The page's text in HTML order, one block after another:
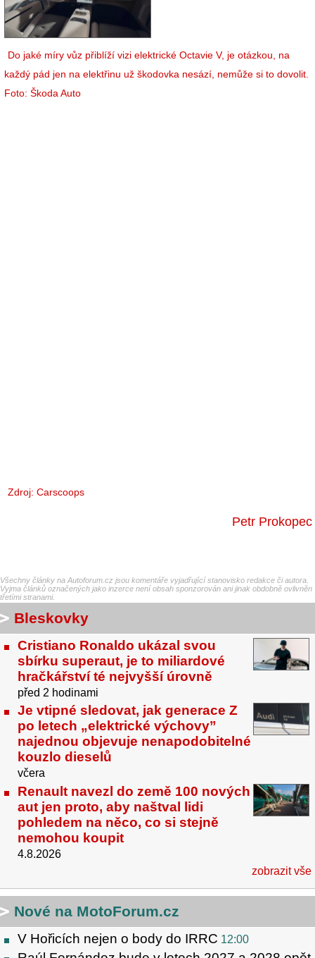
Do jaké míry vůz přiblíží vizi elektrické Octavie V, je otázkou, na
každý pád jen na elektřinu už škodovka nesází, nemůže si to dovolit.
Foto: Škoda Auto
Zdroj: Carscoops
Petr Prokopec
Všechny články na Autoforum.cz jsou komentáře vyjadřující stanovisko redakce či autora.
Vyjma článků označených jako inzerce není obsah sponzorován ani jinak obdobně ovlivněn
třetími stranami.
Bleskovky
Cristiano Ronaldo ukázal svou
sbírku superaut, je to miliardové
hračkářství té nejvyšší úrovně
před 2 hodinami
Je vtipné sledovat, jak generace Z
po letech „elektrické výchovy”
najednou objevuje nenapodobitelné
kouzlo dieselů
včera
Renault navezl do země 100 nových
aut jen proto, aby naštval lidi
pohledem na něco, co si stejně
nemohou koupit
4.8.2026
zobrazit vše
Nové na MotoForum.cz
V Hořicích nejen o body do IRRC 12:00